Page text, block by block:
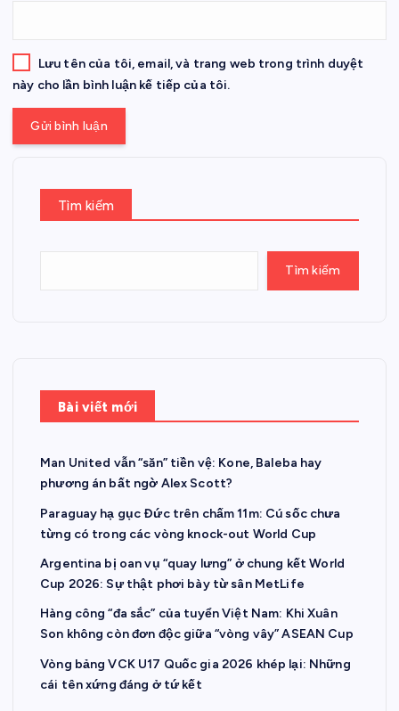
Lưu tên của tôi, email, và trang web trong trình duyệt
này cho lần bình luận kế tiếp của tôi.
Tìm kiếm
Tìm kiếm
Bài viết mới
Man United vẫn “săn” tiền vệ: Kone, Baleba hay
phương án bất ngờ Alex Scott?
Paraguay hạ gục Đức trên chấm 11m: Cú sốc chưa
từng có trong các vòng knock-out World Cup
Argentina bị oan vụ “quay lưng” ở chung kết World
Cup 2026: Sự thật phơi bày từ sân MetLife
Hàng công “đa sắc” của tuyển Việt Nam: Khi Xuân
Son không còn đơn độc giữa “vòng vây” ASEAN Cup
Vòng bảng VCK U17 Quốc gia 2026 khép lại: Những
cái tên xứng đáng ở tứ kết